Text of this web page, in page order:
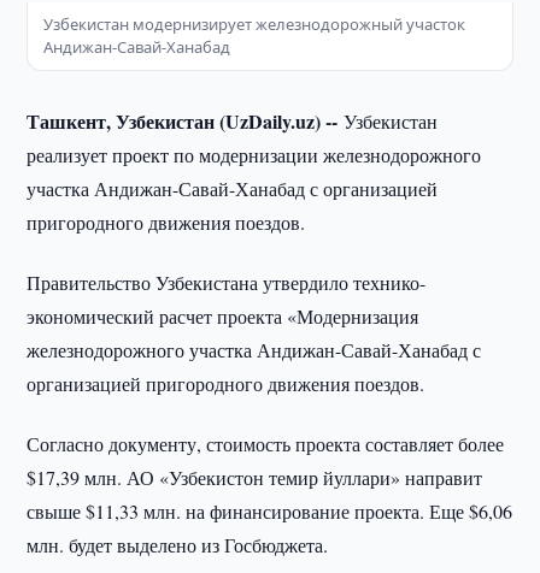
Узбекистан модернизирует железнодорожный участок
Андижан-Савай-Ханабад
Ташкент, Узбекистан (UzDaily.uz) --Узбекистан
реализует проект по модернизации железнодорожного
участка Андижан-Савай-Ханабад с организацией
пригородного движения поездов.
Правительство Узбекистана утвердило технико-
экономический расчет проекта «Модернизация
железнодорожного участка Андижан-Савай-Ханабад с
организацией пригородного движения поездов.
Согласно документу, стоимость проекта составляет более
$17,39 млн. АО «Узбекистон темир йуллари» направит
свыше $11,33 млн. на финансирование проекта. Еще $6,06
млн. будет выделено из Госбюджета.